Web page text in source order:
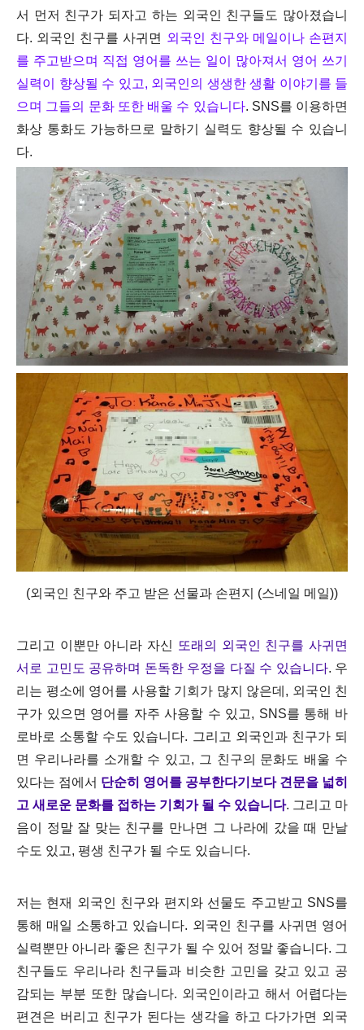
서 먼저 친구가 되자고 하는 외국인 친구들도 많아졌습니
다. 외국인 친구를 사귀면 외국인 친구와 메일이나 손편지
를 주고받으며 직접 영어를 쓰는 일이 많아져서 영어 쓰기
실력이 향상될 수 있고, 외국인의 생생한 생활 이야기를 들
으며 그들의 문화 또한 배울 수 있습니다. SNS를 이용하면
화상 통화도 가능하므로 말하기 실력도 향상될 수 있습니
다.
(외국인 친구와 주고 받은 선물과 손편지 (스네일 메일))
그리고 이뿐만 아니라 자신 또래의 외국인 친구를 사귀면
서로 고민도 공유하며 돈독한 우정을 다질 수 있습니다. 우
리는 평소에 영어를 사용할 기회가 많지 않은데, 외국인 친
구가 있으면 영어를 자주 사용할 수 있고, SNS를 통해 바
로바로 소통할 수도 있습니다. 그리고 외국인과 친구가 되
면 우리나라를 소개할 수 있고, 그 친구의 문화도 배울 수
있다는 점에서 단순히 영어를 공부한다기보다 견문을 넓히
고 새로운 문화를 접하는 기회가 될 수 있습니다. 그리고 마
음이 정말 잘 맞는 친구를 만나면 그 나라에 갔을 때 만날
수도 있고, 평생 친구가 될 수도 있습니다.
저는 현재 외국인 친구와 편지와 선물도 주고받고 SNS를
통해 매일 소통하고 있습니다. 외국인 친구를 사귀면 영어
실력뿐만 아니라 좋은 친구가 될 수 있어 정말 좋습니다. 그
친구들도 우리나라 친구들과 비슷한 고민을 갖고 있고 공
감되는 부분 또한 많습니다. 외국인이라고 해서 어렵다는
편견은 버리고 친구가 된다는 생각을 하고 다가가면 외국